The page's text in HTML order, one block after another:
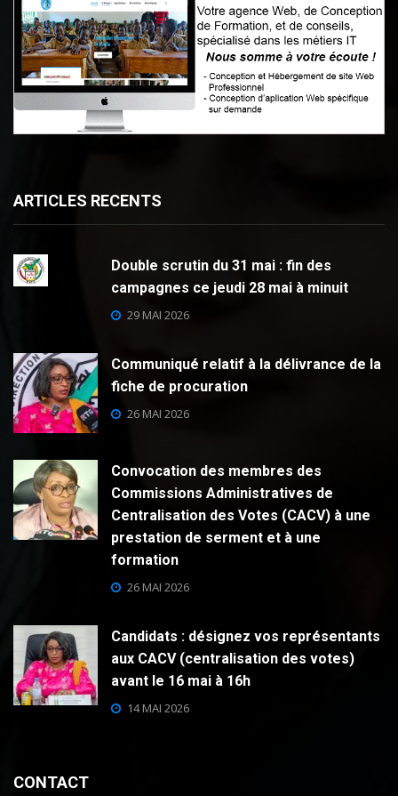
ARTICLES RECENTS
Double scrutin du 31 mai : fin des
campagnes ce jeudi 28 mai à minuit
29 MAI 2026
Communiqué relatif à la délivrance de la
fiche de procuration
26 MAI 2026
Convocation des membres des
Commissions Administratives de
Centralisation des Votes (CACV) à une
prestation de serment et à une
formation
26 MAI 2026
Candidats : désignez vos représentants
aux CACV (centralisation des votes)
avant le 16 mai à 16h
14 MAI 2026
CONTACT